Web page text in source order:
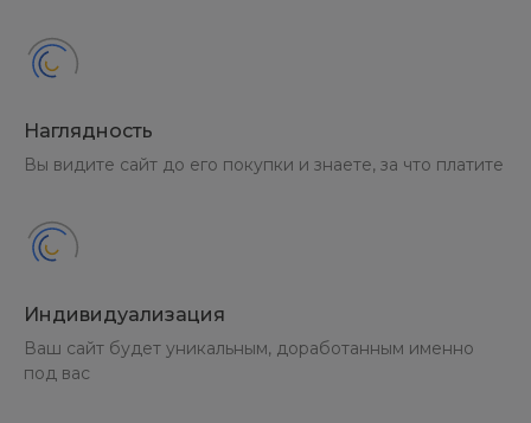
Наглядность
Вы видите сайт до его покупки и знаете, за что платите
Индивидуализация
Ваш сайт будет уникальным, доработанным именно
под вас